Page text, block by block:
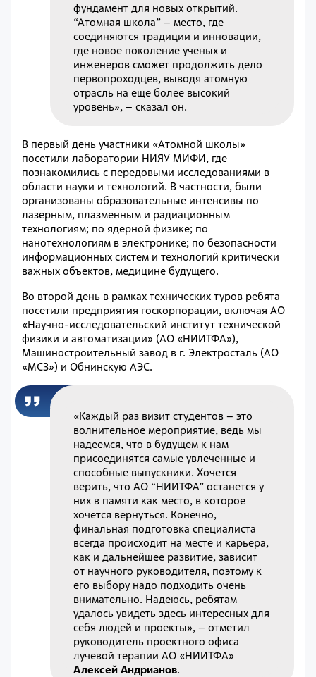
фундамент для новых открытий.
“Атомная школа” – место, где
соединяются традиции и инновации,
где новое поколение ученых и
инженеров сможет продолжить дело
первопроходцев, выводя атомную
отрасль на еще более высокий
уровень», – сказал он.
В первый день участники «Атомной школы»
посетили лаборатории НИЯУ МИФИ, где
познакомились с передовыми исследованиями в
области науки и технологий. В частности, были
организованы образовательные интенсивы по
лазерным, плазменным и радиационным
технологиям; по ядерной физике; по
нанотехнологиям в электронике; по безопасности
информационных систем и технологий критически
важных объектов, медицине будущего.
Во второй день в рамках технических туров ребята
посетили предприятия госкорпорации, включая АО
«Научно-исследовательский институт технической
физики и автоматизации» (АО «НИИТФА»),
Машиностроительный завод в г. Электросталь (АО
«МСЗ») и Обнинскую АЭС.
«Каждый раз визит студентов – это
волнительное мероприятие, ведь мы
надеемся, что в будущем к нам
присоединятся самые увлеченные и
способные выпускники. Хочется
верить, что АО “НИИТФА” останется у
них в памяти как место, в которое
хочется вернуться. Конечно,
финальная подготовка специалиста
всегда происходит на месте и карьера,
как и дальнейшее развитие, зависит
от научного руководителя, поэтому к
его выбору надо подходить очень
внимательно. Надеюсь, ребятам
удалось увидеть здесь интересных для
себя людей и проекты», – отметил
руководитель проектного офиса
лучевой терапии АО «НИИТФА»
Алексей Андрианов.